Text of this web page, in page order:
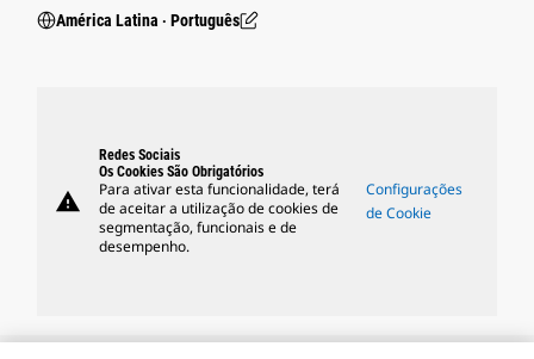
América Latina ‧ Português
warning
Redes Sociais
Os Cookies São Obrigatórios
Para ativar esta funcionalidade, terá
de aceitar a utilização de cookies de
segmentação, funcionais e de
desempenho.
Configurações
de Cookie